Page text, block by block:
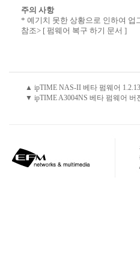
주의 사항
* 예기치 못한 상황으로 인하여 업
참조> [ 펌웨어 복구 하기 문서 ]
▲ ipTIME NAS-II 베타 펌웨어 1.2.13
▼ ipTIME A3004NS 베타 펌웨어 버